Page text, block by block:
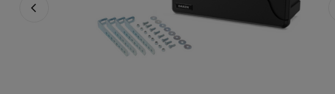
Vorheriges Foto